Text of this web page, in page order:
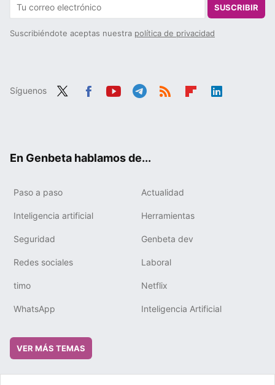
SUSCRIBIR
Suscribiéndote aceptas nuestra política de privacidad
Síguenos
En Genbeta hablamos de...
Paso a paso Actualidad
Inteligencia artificial Herramientas
Seguridad Genbeta dev
Redes sociales Laboral
timo Netflix
WhatsApp Inteligencia Artificial
VER MÁS TEMAS